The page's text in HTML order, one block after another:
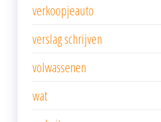
verkoopjeauto
verslag schrijven
volwassenen
wat